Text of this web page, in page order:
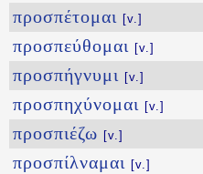
προσπέτομαι [v.]
προσπεύθομαι [v.]
προσπήγνυμι [v.]
προσπηχύνομαι [v.]
προσπιέζω [v.]
προσπίλναμαι [v.]